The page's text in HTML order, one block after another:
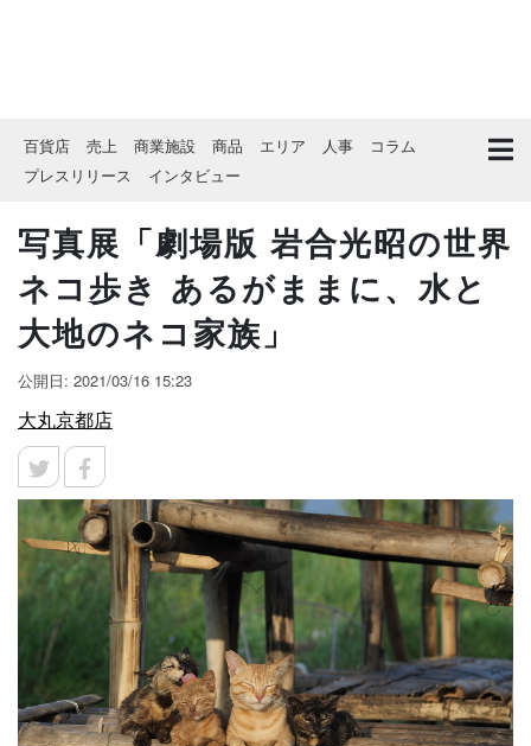
百貨店 売上 商業施設 商品 エリア 人事
コラム
プレスリリース
インタビュー
写真展「劇場版 岩合光昭の世界
ネコ歩き あるがままに、水と
大地のネコ家族」
公開日: 2021/03/16 15:23
大丸京都店